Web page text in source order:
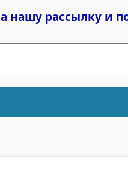
нашу рассылку и